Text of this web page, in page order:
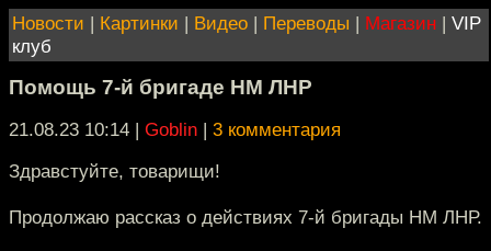
Новости | Картинки | Видео | Переводы | Магазин | VIP
клуб
Помощь 7-й бригаде НМ ЛНР
21.08.23 10:14 | Goblin | 3 комментария
Здравстуйте, товарищи!
Продолжаю рассказ о действиях 7-й бригады НМ ЛНР.